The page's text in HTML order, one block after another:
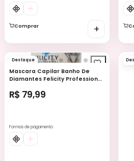
Comprar +
Destaque
Mascara Capilar Banho De
Diamantes Felicity Professional
R$ 79,99
Formas de pagamento